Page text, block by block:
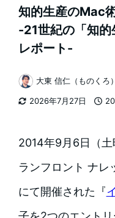
知的生産のMac
-21世紀の「知
レポート-
2026年7月27日
著
者
大東 信仁（ものくろ）
2014年9月6日（
ランフロント ナレ
にて開催された『